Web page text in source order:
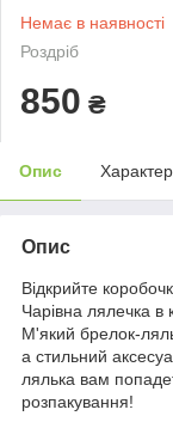
Немає в наявності
Роздріб
850 ₴
Опис
Опис
Відкрийте
Чарівна лялечка в
М'який брелок-
а стильний
лялька вам
розпакування!